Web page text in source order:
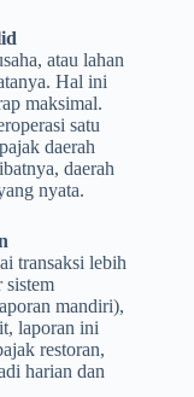
atau lahan
Hal ini
maksimal.
satu
daerah
daerah
nyata.
transaksi lebih
sistem
mandiri),
laporan ini
restoran,
harian dan